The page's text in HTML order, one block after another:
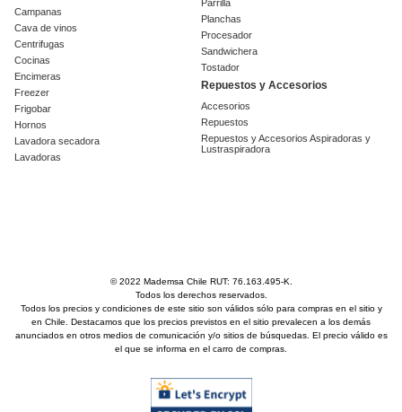
Campanas
Cava de vinos
Centrifugas
Cocinas
Encimeras
Freezer
Frigobar
Hornos
Lavadora secadora
Lavadoras
Parrilla
Planchas
Procesador
Sandwichera
Tostador
Repuestos y Accesorios
Accesorios
Repuestos
Repuestos y Accesorios Aspiradoras y
Lustraspiradora
© 2022 Mademsa Chile RUT: 76.163.495-K.
Todos los derechos reservados.
Todos los precios y condiciones de este sitio son válidos sólo para compras en el sitio y
en Chile. Destacamos que los precios previstos en el sitio prevalecen a los demás
anunciados en otros medios de comunicación y/o sitios de búsquedas. El precio válido es
el que se informa en el carro de compras.